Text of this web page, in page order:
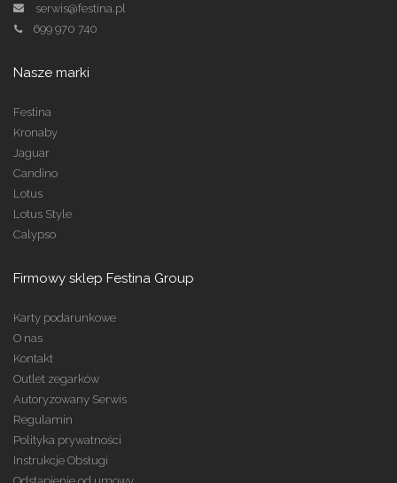
serwis@festina.pl
699 970 740
Nasze marki
Festina
Kronaby
Jaguar
Candino
Lotus
Lotus Style
Calypso
Firmowy sklep Festina Group
Karty podarunkowe
O nas
Kontakt
Outlet zegarków
Autoryzowany Serwis
Regulamin
Polityka prywatności
Instrukcje Obsługi